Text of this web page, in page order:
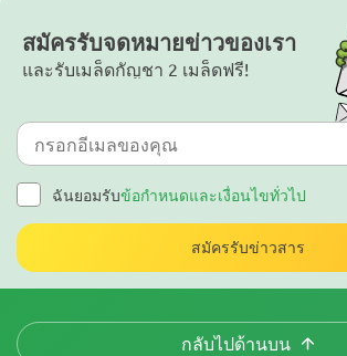
สมัครรับจดหมายข่าวของเรา
และรับเมล็ดกัญชา 2 เมล็ดฟรี!
ฉันยอมรับข้อกำหนดและเงื่อนไขทั่วไป
สมัครรับข่าวสาร
กลับไปด้านบน